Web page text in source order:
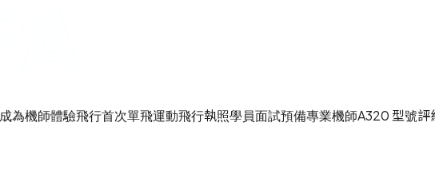
成為機師體驗飛行首次單飛運動飛行執照學員面試預備專業機師A320 型號評